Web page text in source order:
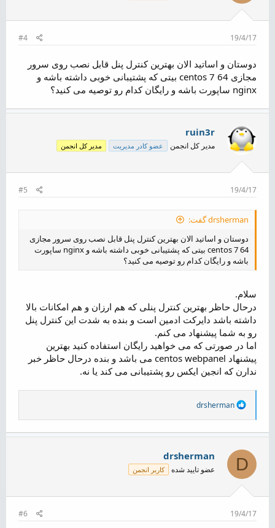
19/4/17
#4
دوستان و اساتید الان بهترین کنترل پنل قابل نصب روی سرور
مجازی centos 7 64 بیتی که پشتیبانی خوبی داشته باشه و
nginx ساپورت باشه و رایگان کدام رو توصیه می کنید؟
ruin3r
مدیر کل انجمن عضو کادر مدیریت مدیر کل انجمن
19/4/17
#5
drsherman گفت:
دوستان و اساتید الان بهترین کنترل پنل قابل نصب روی سرور مجازی
centos 7 64 بیتی که پشتیبانی خوبی داشته باشه و nginx ساپورت
باشه و رایگان کدام رو توصیه می کنید؟
سلام.
درحال حاظر بهترین کنترل پنلی که هم ارزان و هم امکانات بالا
داشته باشد دایرکت ادمین است و بنده به شدت این کنترل پنل
رو به شما پیشنهاد می کنم.
اما در صورتی که می خواهید رایگان استفاده کنید بهترین
پیشنهاد centos webpanel می باشد و بنده درحال حاظر خبر
ندارن که انجین ایکس رو پشتیبانی می کند یا نه.
R
a
c
i
n
:
drsherman
D
drsherman
عضو تایید شده کاربر انجمن
19/4/17
#6